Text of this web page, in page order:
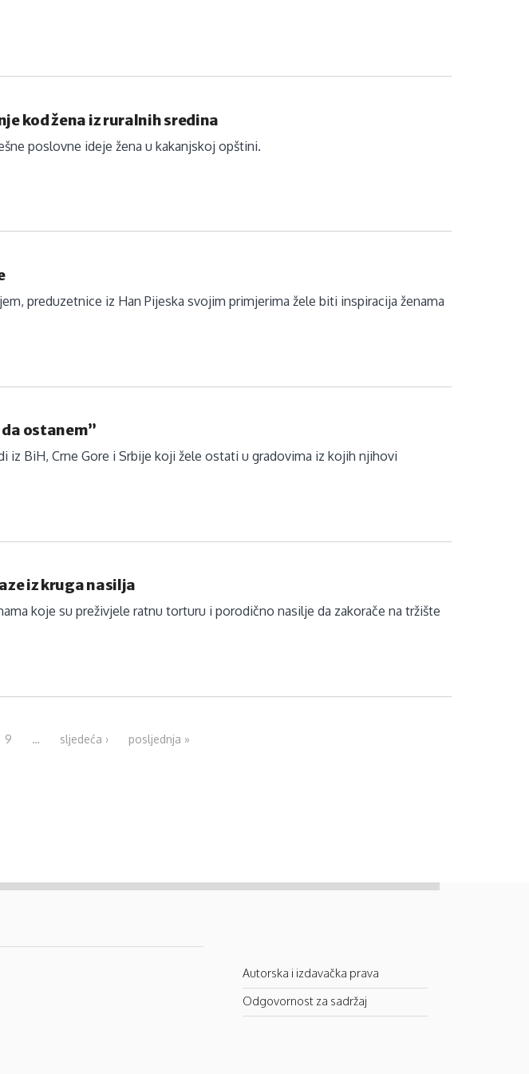
kod žena iz ruralnih sredina
poslovne ideje žena u kakanjskoj opštini.
preduzetnice iz Han Pijeska svojim primjerima žele biti inspiracija ženama
ostanem”
iz BiH, Crne Gore i Srbije koji žele ostati u gradovima iz kojih njihovi
iz kruga nasilja
koje su preživjele ratnu torturu i porodično nasilje da zakorače na tržište
9 … sljedeća › posljednja »
Autorska i izdavačka prava
Odgovornost za sadržaj